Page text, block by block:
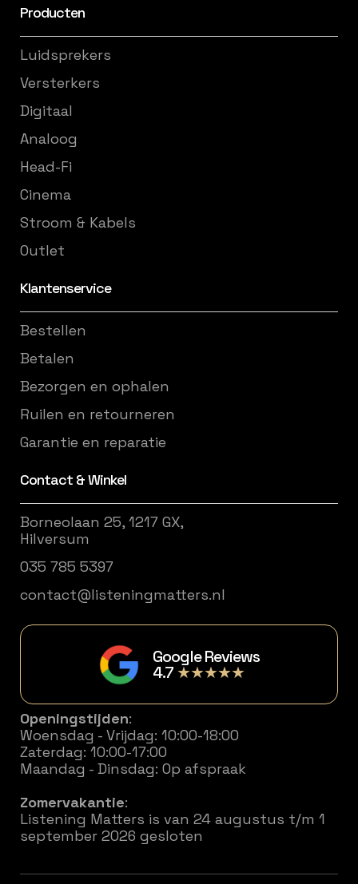
Producten
Luidsprekers
Versterkers
Digitaal
Analoog
Head-Fi
Cinema
Stroom & Kabels
Outlet
Klantenservice
Bestellen
Betalen
Bezorgen en ophalen
Ruilen en retourneren
Garantie en reparatie
Contact & Winkel
Borneolaan 25, 1217 GX,
Hilversum
035 785 5397
contact@listeningmatters.nl
Google Reviews
4.7★★★★★
Openingstijden:
Woensdag - Vrijdag: 10:00-18:00
Zaterdag: 10:00-17:00
Maandag - Dinsdag: Op afspraak
Zomervakantie:
Listening Matters is van 24 augustus t/m 1
september 2026 gesloten